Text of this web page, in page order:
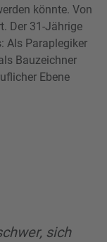
könnte. Von
Der 31-Jährige
Als Paraplegiker
Bauzeichner
Ebene
sich